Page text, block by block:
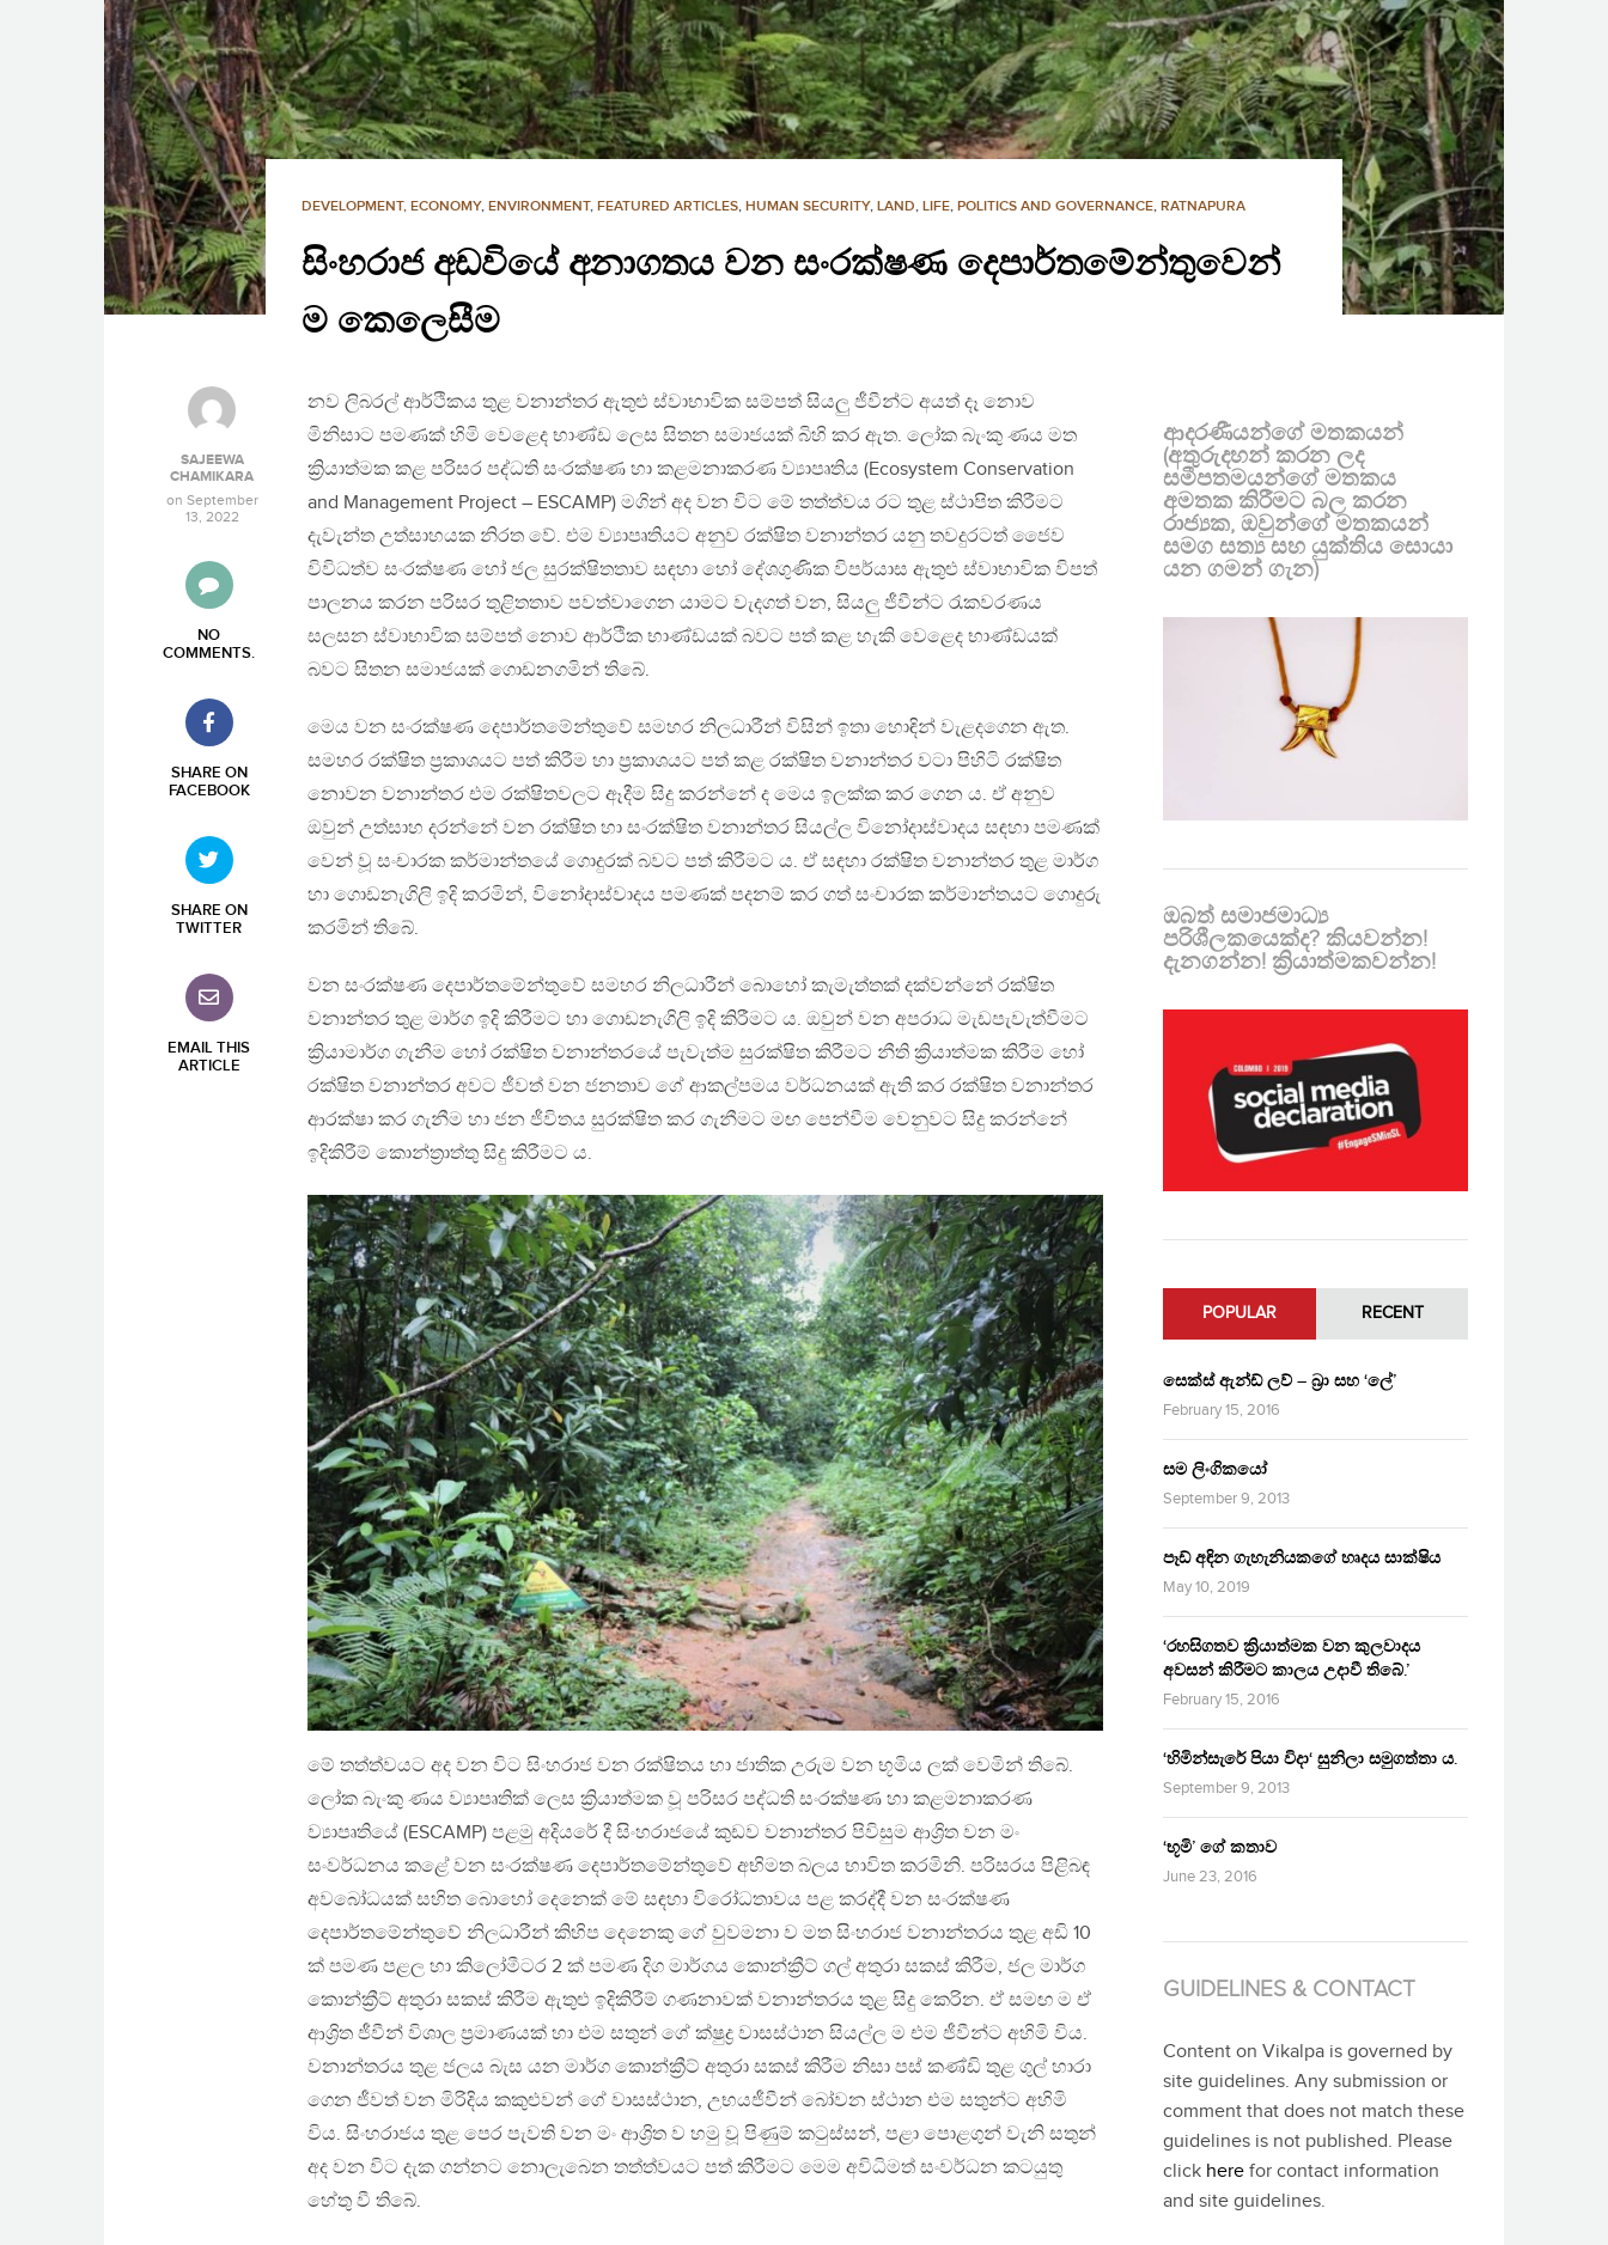
DEVELOPMENT, ECONOMY, ENVIRONMENT, FEATURED ARTICLES, HUMAN SECURITY, LAND, LIFE, POLITICS AND GOVERNANCE, RATNAPURA
සිංහරාජ අඩවියේ අනාගතය වන සංරක්ෂණ දෙපාර්තමේන්තුවෙන්
ම කෙලෙසීම
SAJEEWA
CHAMIKARA
on September
13, 2022
NO
COMMENTS.
SHARE ON
FACEBOOK
SHARE ON
TWITTER
EMAIL THIS
ARTICLE
නව ලිබරල් ආර්ථිකය තුළ වනාන්තර ඇතුළු ස්වාභාවික සම්පත් සියලු ජීවීන්ට අයත් දෑ නොව
මිනිසාට පමණක් හිමි වෙළෙද භාණ්ඩ ලෙස සිතන සමාජයක් බිහි කර ඇත. ලෝක බැංකු ණය මත
ක්‍රියාත්මක කළ පරිසර පද්ධති සංරක්ෂණ හා කළමනාකරණ ව්‍යාපෘතිය (Ecosystem Conservation
and Management Project – ESCAMP) මගින් අද වන විට මේ තත්ත්වය රට තුළ ස්ථාපිත කිරීමට
දැවැන්ත උත්සාහයක නිරත වේ. එම ව්‍යාපෘතියට අනුව රක්ෂිත වනාන්තර යනු තවදුරටත් ජෛව
විවිධත්ව සංරක්ෂණ හෝ ජල සුරක්ෂිතතාව සඳහා හෝ දේශගුණික විපර්යාස ඇතුළු ස්වාභාවික විපත්
පාලනය කරන පරිසර තුළිතතාව පවත්වාගෙන යාමට වැදගත් වන, සියලු ජීවීන්ට රැකවරණය
සලසන ස්වාභාවික සම්පත් නොව ආර්ථික භාණ්ඩයක් බවට පත් කළ හැකි වෙළෙද භාණ්ඩයක්
බවට සිතන සමාජයක් ගොඩනගමින් තිබේ.
මෙය වන සංරක්ෂණ දෙපාර්තමේන්තුවේ සමහර නිලධාරීන් විසින් ඉතා හොඳින් වැළදගෙන ඇත.
සමහර රක්ෂිත ප්‍රකාශයට පත් කිරීම හා ප්‍රකාශයට පත් කළ රක්ෂිත වනාන්තර වටා පිහිටි රක්ෂිත
නොවන වනාන්තර එම රක්ෂිතවලට ඈදීම සිදු කරන්නේ ද මෙය ඉලක්ක කර ගෙන ය. ඒ අනුව
ඔවුන් උත්සාහ දරන්නේ වන රක්ෂිත හා සංරක්ෂිත වනාන්තර සියල්ල විනෝදාස්වාදය සඳහා පමණක්
වෙන් වූ සංචාරක කර්මාන්තයේ ගොදුරක් බවට පත් කිරීමට ය. ඒ සඳහා රක්ෂිත වනාන්තර තුළ මාර්ග
හා ගොඩනැගිලි ඉදි කරමින්, විනෝදාස්වාදය පමණක් පදනම් කර ගත් සංචාරක කර්මාන්තයට ගොදුරු
කරමින් තිබේ.
වන සංරක්ෂණ දෙපාර්තමේන්තුවේ සමහර නිලධාරීන් බොහෝ කැමැත්තක් දක්වන්නේ රක්ෂිත
වනාන්තර තුළ මාර්ග ඉදි කිරීමට හා ගොඩනැගිලි ඉදි කිරීමට ය. ඔවුන් වන අපරාධ මැඩපැවැත්වීමට
ක්‍රියාමාර්ග ගැනීම හෝ රක්ෂිත වනාන්තරයේ පැවැත්ම සුරක්ෂිත කිරීමට නීති ක්‍රියාත්මක කිරීම හෝ
රක්ෂිත වනාන්තර අවට ජීවත් වන ජනතාව ගේ ආකල්පමය වර්ධනයක් ඇති කර රක්ෂිත වනාන්තර
ආරක්ෂා කර ගැනීම හා ජන ජීවිතය සුරක්ෂිත කර ගැනීමට මඟ පෙන්වීම වෙනුවට සිදු කරන්නේ
ඉදිකිරීම් කොන්ත්‍රාත්තු සිදු කිරීමට ය.
මේ තත්ත්වයට අද වන විට සිංහරාජ වන රක්ෂිතය හා ජාතික උරුම වන භූමිය ලක් වෙමින් තිබේ.
ලෝක බැංකු ණය ව්‍යාපෘතික් ලෙස ක්‍රියාත්මක වූ පරිසර පද්ධති සංරක්ෂණ හා කළමනාකරණ
ව්‍යාපෘතියේ (ESCAMP) පළමු අදියරේ දී සිංහරාජයේ කුඩව වනාන්තර පිවිසුම ආශ්‍රිත වන මං
සංවර්ධනය කළේ වන සංරක්ෂණ දෙපාර්තමේන්තුවේ අභිමත බලය භාවිත කරමිනි. පරිසරය පිළිබඳ
අවබෝධයක් සහිත බොහෝ දෙනෙක් මේ සඳහා විරෝධතාවය පළ කරද්දී වන සංරක්ෂණ
දෙපාර්තමේන්තුවේ නිලධාරීන් කිහිප දෙනෙකු ගේ වුවමනා ව මත සිංහරාජ වනාන්තරය තුළ අඩි 10
ක් පමණ පළල හා කිලෝමීටර 2 ක් පමණ දිග මාර්ගය කොන්ක්‍රීට් ගල් අතුරා සකස් කිරීම, ජල මාර්ග
කොන්ක්‍රීට් අතුරා සකස් කිරීම ඇතුළු ඉදිකිරීම් ගණනාවක් වනාන්තරය තුළ සිදු කෙරින. ඒ සමඟ ම ඒ
ආශ්‍රිත ජීවීන් විශාල ප්‍රමාණයක් හා එම සතුන් ගේ ක්ෂුද්‍ර වාසස්ථාන සියල්ල ම එම ජීවීන්ට අහිමි විය.
වනාන්තරය තුළ ජලය බැස යන මාර්ග කොන්ක්‍රීට් අතුරා සකස් කිරීම නිසා පස් කණ්ඩි තුළ ගුල් හාරා
ගෙන ජීවත් වන මිරිදිය කකුළුවන් ගේ වාසස්ථාන, උභයජීවීන් බෝවන ස්ථාන එම සතුන්ට අහිමි
විය. සිංහරාජය තුළ පෙර පැවති වන මං ආශ්‍රිත ව හමු වූ පිණුම් කටුස්සන්, පළා පොළගුන් වැනි සතුන්
අද වන විට දැක ගන්නට නොලැබෙන තත්ත්වයට පත් කිරීමට මෙම අවිධිමත් සංවර්ධන කටයුතු
හේතු වී තිබේ.
ආදරණීයන්ගේ මතකයන්
(අතුරුදහන් කරන ලද
සමීපතමයන්ගේ මතකය
අමතක කිරීමට බල කරන
රාජ්‍යක, ඔවුන්ගේ මතකයන්
සමග සත්‍ය සහ යුක්තිය සොයා
යන ගමන් ගැන)
ඔබත් සමාජමාධ්‍ය
පරිශීලකයෙක්ද? කියවන්න!
දැනගන්න! ක්‍රියාත්මකවන්න!
POPULAR RECENT
සෙක්ස් ඇන්ඩ් ලව් – බ්‍රා සහ ‘ලේ’
February 15, 2016
සම ලිංගිකයෝ
September 9, 2013
පෑඩ් අඳින ගැහැනියකගේ හෘදය සාක්ෂිය
May 10, 2019
‘රහසිගතව ක්‍රියාත්මක වන කුලවාදය
අවසන් කිරීමට කාලය උදාවී තිබේ.’
February 15, 2016
‘හිමින්සැරේ පියා විදා‘ සුනිලා සමුගත්තා ය.
September 9, 2013
‘භූමි’ ගේ කතාව
June 23, 2016
GUIDELINES & CONTACT
Content on Vikalpa is governed by
site guidelines. Any submission or
comment that does not match these
guidelines is not published. Please
click here for contact information
and site guidelines.